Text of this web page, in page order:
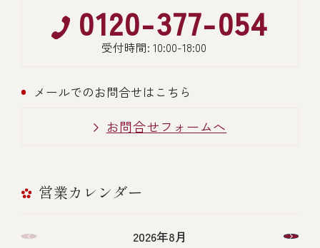
0120-377-054
受付時間: 10:00-18:00
メールでのお問合せはこちら
お問合せフォームへ
営業カレンダー
2026年8月